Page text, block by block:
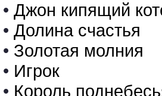
• Джон кипящий
• Долина счастья
• Золотая молния
• Игрок
• Король